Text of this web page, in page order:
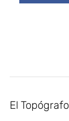
El Topógrafo